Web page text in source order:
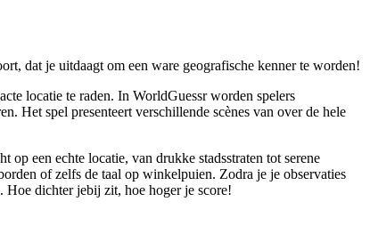
dat je uitdaagt om een ware geografische kenner te worden!
locatie te raden. In WorldGuessr worden spelers
Het spel presenteert verschillende scènes van over de hele
een echte locatie, van drukke stadsstraten tot serene
of zelfs de taal op winkelpuien. Zodra je je observaties
Hoe dichter jebij zit, hoe hoger je score!